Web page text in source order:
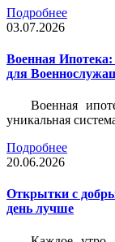
Подробнее
03.07.2026
Военная
для
Военная
уникальная
Подробнее
20.06.2026
Открытки с
день лучше